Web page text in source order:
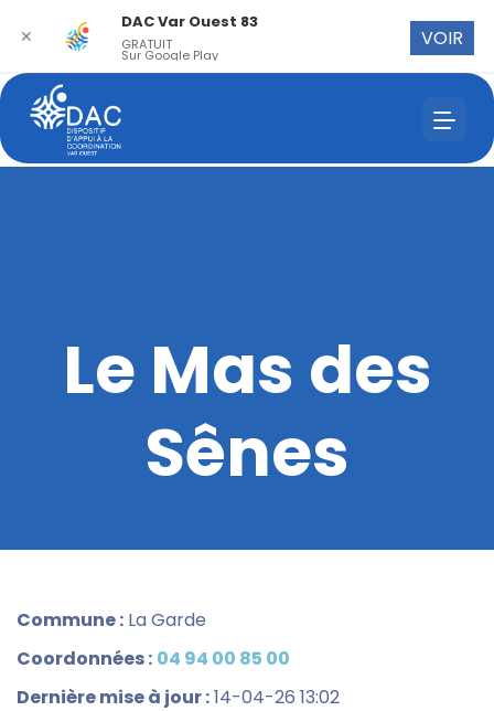
Le Mas des
Sênes
Commune : La Garde
Coordonnées : 04 94 00 85 00
Dernière mise à jour :14-04-26 13:02
✕
DAC Var Ouest 83
GRATUIT
Sur Google Play
VOIR